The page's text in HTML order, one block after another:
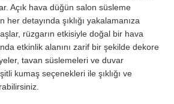
Açık hava düğün salon süsleme
her detayında şıklığı yakalamanıza
rüzgarın etkisiyle doğal bir hava
etkinlik alanını zarif bir şekilde dekore
tavan süslemeleri ve duvar
kumaş seçenekleri ile şıklığı ve